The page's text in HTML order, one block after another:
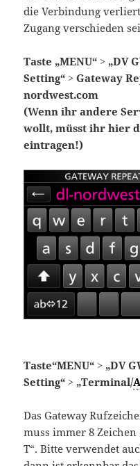
die Verbindung
Zugang verschieden
Taste „MENU“ > „DV
Setting“ > Gateway
nordwest.com
(Wenn ihr andere
wollt, müsst ihr hier
eintragen!)
Taste“MENU“ > „DV
Setting“ > „Terminal/
Das Gateway
muss immer 8 Zeichen
T“. Bitte verwendet